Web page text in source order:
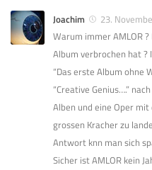
Joachim
23.
Warum immer AMLOR
Album verbrochen hat
“Das erste Album ohne
“Creative Genius….”
Alben und eine Oper
grossen Kracher zu
Antwort knn man sich
Sicher ist AMLOR kein